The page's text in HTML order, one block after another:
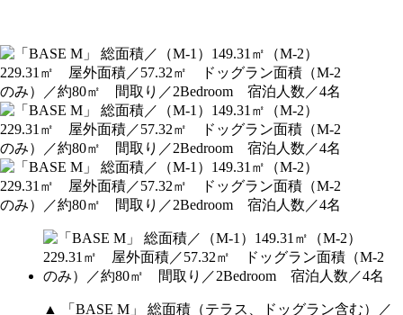
▲ 「BASE M」 総面積（テラス、ドッグラン含む）／